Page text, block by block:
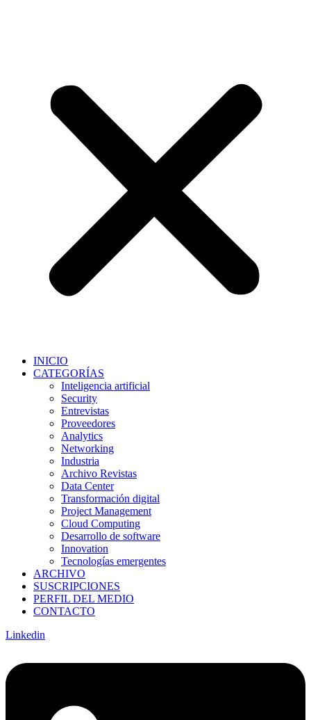
INICIO
CATEGORÍAS
Inteligencia artificial
Security
Entrevistas
Proveedores
Analytics
Networking
Industria
Archivo Revistas
Data Center
Transformación digital
Project Management
Cloud Computing
Desarrollo de software
Innovation
Tecnologías emergentes
ARCHIVO
SUSCRIPCIONES
PERFIL DEL MEDIO
CONTACTO
Linkedin